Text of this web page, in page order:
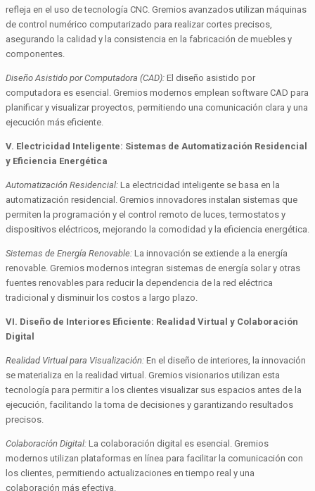
refleja en el uso de tecnología CNC. Gremios avanzados utilizan máquinas
de control numérico computarizado para realizar cortes precisos,
asegurando la calidad y la consistencia en la fabricación de muebles y
componentes.
Diseño Asistido por Computadora (CAD): El diseño asistido por
computadora es esencial. Gremios modernos emplean software CAD para
planificar y visualizar proyectos, permitiendo una comunicación clara y una
ejecución más eficiente.
V. Electricidad Inteligente: Sistemas de Automatización Residencial
y Eficiencia Energética
Automatización Residencial: La electricidad inteligente se basa en la
automatización residencial. Gremios innovadores instalan sistemas que
permiten la programación y el control remoto de luces, termostatos y
dispositivos eléctricos, mejorando la comodidad y la eficiencia energética.
Sistemas de Energía Renovable: La innovación se extiende a la energía
renovable. Gremios modernos integran sistemas de energía solar y otras
fuentes renovables para reducir la dependencia de la red eléctrica
tradicional y disminuir los costos a largo plazo.
VI. Diseño de Interiores Eficiente: Realidad Virtual y Colaboración
Digital
Realidad Virtual para Visualización: En el diseño de interiores, la innovación
se materializa en la realidad virtual. Gremios visionarios utilizan esta
tecnología para permitir a los clientes visualizar sus espacios antes de la
ejecución, facilitando la toma de decisiones y garantizando resultados
precisos.
Colaboración Digital: La colaboración digital es esencial. Gremios
modernos utilizan plataformas en línea para facilitar la comunicación con
los clientes, permitiendo actualizaciones en tiempo real y una
colaboración más efectiva.